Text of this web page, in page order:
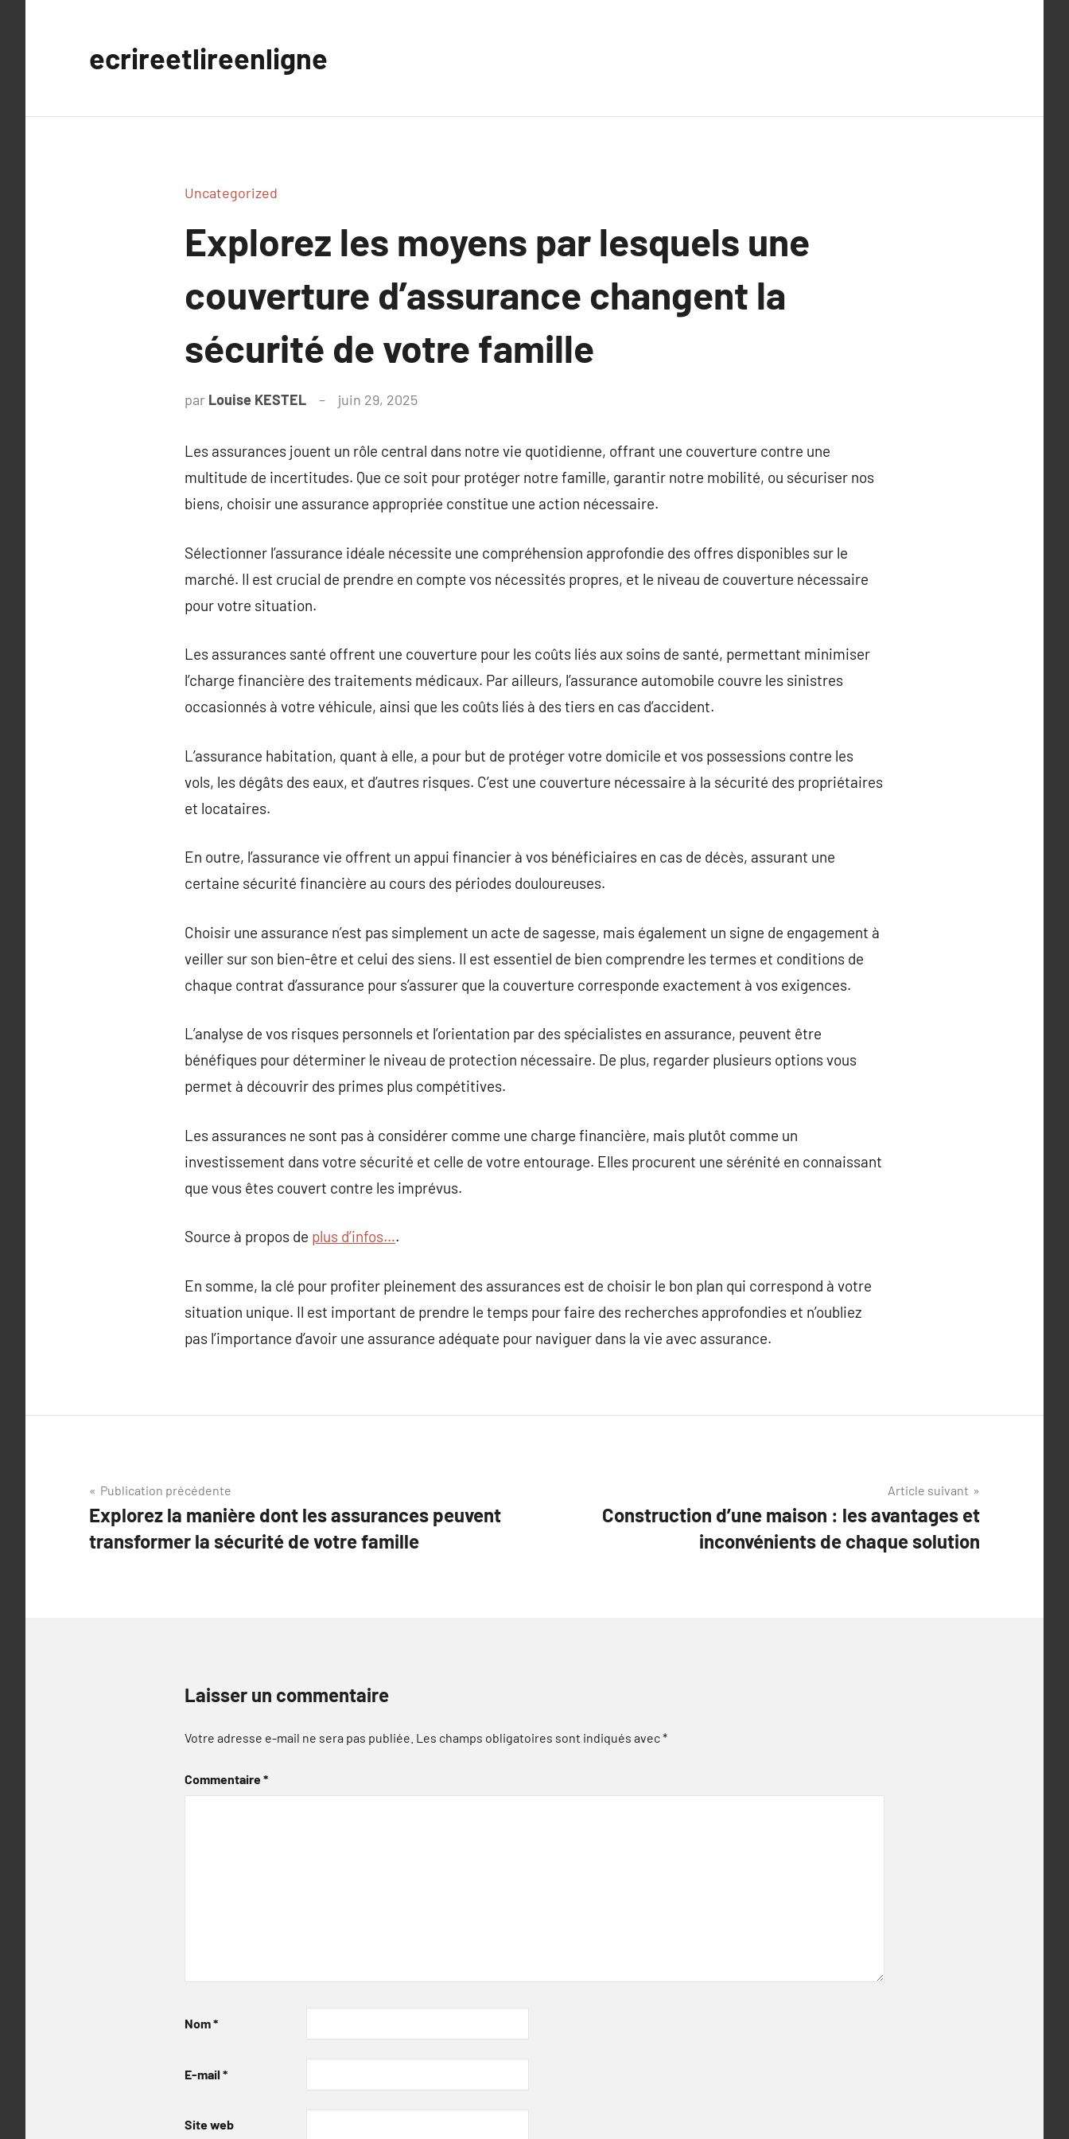
ecrireetlireenligne
Uncategorized
Explorez les moyens par lesquels une
couverture d’assurance changent la
sécurité de votre famille
par Louise KESTEL juin 29, 2025
Les assurances jouent un rôle central dans notre vie quotidienne, offrant une couverture contre une
multitude de incertitudes. Que ce soit pour protéger notre famille, garantir notre mobilité, ou sécuriser nos
biens, choisir une assurance appropriée constitue une action nécessaire.
Sélectionner l’assurance idéale nécessite une compréhension approfondie des offres disponibles sur le
marché. Il est crucial de prendre en compte vos nécessités propres, et le niveau de couverture nécessaire
pour votre situation.
Les assurances santé offrent une couverture pour les coûts liés aux soins de santé, permettant minimiser
l’charge financière des traitements médicaux. Par ailleurs, l’assurance automobile couvre les sinistres
occasionnés à votre véhicule, ainsi que les coûts liés à des tiers en cas d’accident.
L’assurance habitation, quant à elle, a pour but de protéger votre domicile et vos possessions contre les
vols, les dégâts des eaux, et d’autres risques. C’est une couverture nécessaire à la sécurité des propriétaires
et locataires.
En outre, l’assurance vie offrent un appui financier à vos bénéficiaires en cas de décès, assurant une
certaine sécurité financière au cours des périodes douloureuses.
Choisir une assurance n’est pas simplement un acte de sagesse, mais également un signe de engagement à
veiller sur son bien-être et celui des siens. Il est essentiel de bien comprendre les termes et conditions de
chaque contrat d’assurance pour s’assurer que la couverture corresponde exactement à vos exigences.
L’analyse de vos risques personnels et l’orientation par des spécialistes en assurance, peuvent être
bénéfiques pour déterminer le niveau de protection nécessaire. De plus, regarder plusieurs options vous
permet à découvrir des primes plus compétitives.
Les assurances ne sont pas à considérer comme une charge financière, mais plutôt comme un
investissement dans votre sécurité et celle de votre entourage. Elles procurent une sérénité en connaissant
que vous êtes couvert contre les imprévus.
Source à propos de plus d’infos….
En somme, la clé pour profiter pleinement des assurances est de choisir le bon plan qui correspond à votre
situation unique. Il est important de prendre le temps pour faire des recherches approfondies et n’oubliez
pas l’importance d’avoir une assurance adéquate pour naviguer dans la vie avec assurance.
Navigation
de
l’article
Publication précédente
Explorez la manière dont les assurances peuvent
transformer la sécurité de votre famille
Article suivant
Construction d’une maison : les avantages et
inconvénients de chaque solution
Laisser un commentaire
Votre adresse e-mail ne sera pas publiée. Les champs obligatoires sont indiqués avec*
Commentaire*
Nom*
E-mail *
Site web